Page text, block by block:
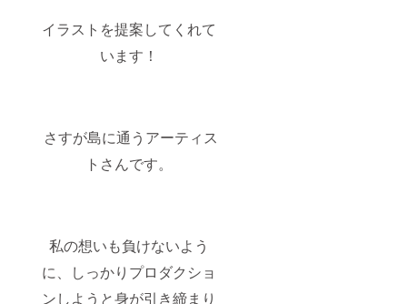
イラストを提案してくれて
います！
さすが島に通うアーティス
トさんです。
私の想いも負けないよう
に、しっかりプロダクショ
ンしようと身が引き締まり